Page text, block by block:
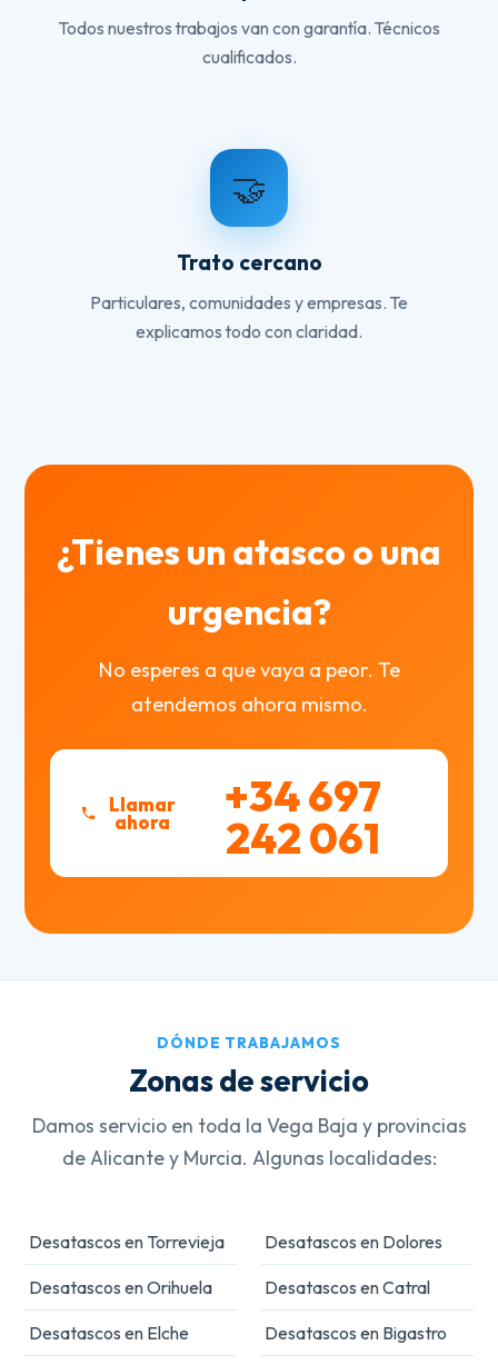
Todos nuestros trabajos van con garantía. Técnicos
cualificados.
🤝
Trato cercano
Particulares, comunidades y empresas. Te
explicamos todo con claridad.
¿Tienes un atasco o una
urgencia?
No esperes a que vaya a peor. Te
atendemos ahora mismo.
Llamar
ahora +34 697
242 061
DÓNDE TRABAJAMOS
Zonas de servicio
Damos servicio en toda la Vega Baja y provincias
de Alicante y Murcia. Algunas localidades:
Desatascos en Torrevieja
Desatascos en Orihuela
Desatascos en Elche
Desatascos en Dolores
Desatascos en Catral
Desatascos en Bigastro